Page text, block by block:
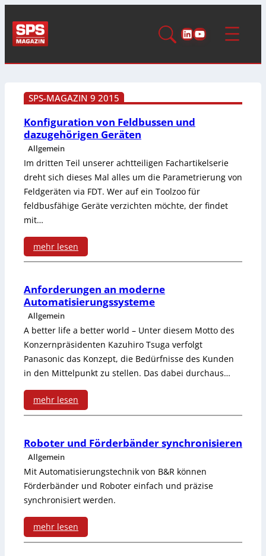
LinkedIn
YouTube
SPS-MAGAZIN 9 2015
Konfiguration von Feldbussen und
dazugehörigen Geräten
Allgemein
Im dritten Teil unserer achtteiligen Fachartikelserie
dreht sich dieses Mal alles um die Parametrierung von
Feldgeräten via FDT. Wer auf ein Toolzoo für
feldbusfähige Geräte verzichten möchte, der findet
mit…
mehr lesen
:
K
o
n
f
i
g
u
a
t
i
o
n
Anforderungen an moderne
Automatisierungssysteme
Allgemein
A better life a better world – Unter diesem Motto des
Konzernpräsidenten Kazuhiro Tsuga verfolgt
Panasonic das Konzept, die Bedürfnisse des Kunden
in den Mittelpunkt zu stellen. Das dabei durchaus…
mehr lesen
:
A
n
f
o
r
d
Roboter und Förderbänder synchronisieren
Allgemein
Mit Automatisierungstechnik von B&R können
Förderbänder und Roboter einfach und präzise
synchronisiert werden.
mehr lesen
: